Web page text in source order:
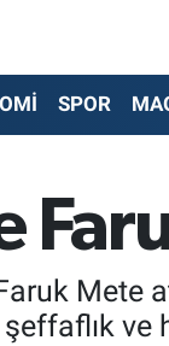
SPOR
Mete